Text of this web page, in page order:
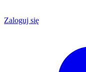
Zaloguj się